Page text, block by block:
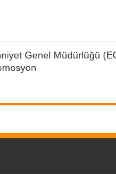
Genel Müdürlüğü